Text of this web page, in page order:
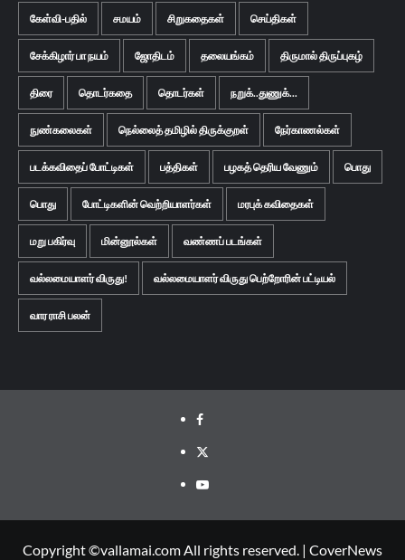
கேள்வி-பதில் சமயம் சிறுகதைகள் செய்திகள்
சேக்கிழார் பா நயம் ஜோதிடம் தலையங்கம் திருமால் திருப்புகழ்
திரை தொடர்கதை தொடர்கள் நறுக்..துணுக்...
நுண்கலைகள் நெல்லைத் தமிழில் திருக்குறள் நேர்காணல்கள்
படக்கவிதைப் போட்டிகள் பத்திகள் பழகத் தெரிய வேணும் பொது
பொது போட்டிகளின் வெற்றியாளர்கள் மரபுக் கவிதைகள்
மறு பகிர்வு மின்னூல்கள் வண்ணப் படங்கள்
வல்லமையாளர் விருது! வல்லமையாளர் விருது பெற்றோரின் பட்டியல்
வார ராசி பலன்
Facebook
Twitter
Youtube
Copyright ©vallamai.com All rights reserved. | CoverNews